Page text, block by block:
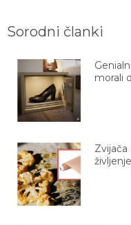
Sorodni članki
morali
Zvijača
življenje